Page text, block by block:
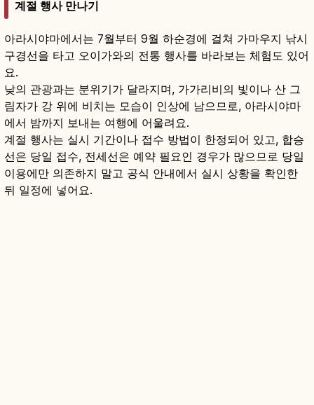
계절 행사 만나기
아라시야마에서는 7월부터 9월 하순경에 걸쳐 가마우지 낚시
구경선을 타고 오이가와의 전통 행사를 바라보는 체험도 있어
요.
낮의 관광과는 분위기가 달라지며, 가가리비의 빛이나 산 그
림자가 강 위에 비치는 모습이 인상에 남으므로, 아라시야마
에서 밤까지 보내는 여행에 어울려요.
계절 행사는 실시 기간이나 접수 방법이 한정되어 있고, 합승
선은 당일 접수, 전세선은 예약 필요인 경우가 많으므로 당일
이용에만 의존하지 말고 공식 안내에서 실시 상황을 확인한
뒤 일정에 넣어요.